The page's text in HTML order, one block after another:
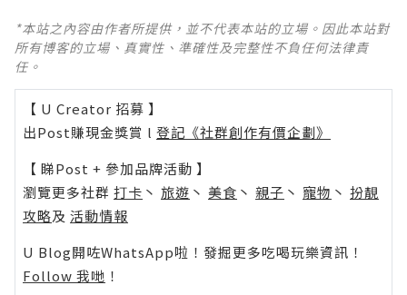
*本站之內容由作者所提供，並不代表本站的立場。因此本站對
所有博客的立場、真實性、準確性及完整性不負任何法律責
任。
【 U Creator 招募 】
出Post賺現金獎賞 l 登記《社群創作有價企劃》
【 睇Post + 參加品牌活動 】
瀏覽更多社群 打卡 丶 旅遊 丶 美食 丶 親子 丶 寵物 丶 扮靚
攻略及 活動情報
U Blog開咗WhatsApp啦！發掘更多吃喝玩樂資訊！
Follow 我哋 ！